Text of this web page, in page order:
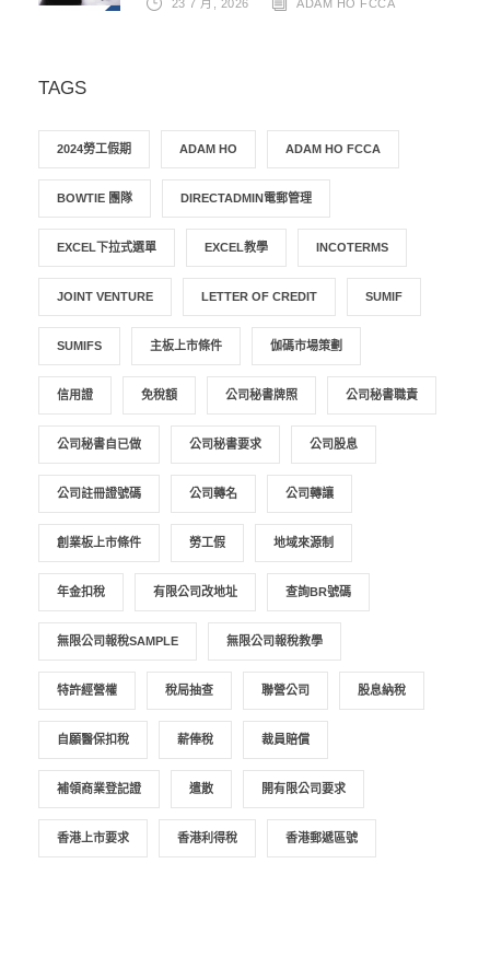
23 7 月, 2026 ADAM HO FCCA
TAGS
2024勞工假期 ADAM HO ADAM HO FCCA
BOWTIE 團隊 DIRECTADMIN電郵管理
EXCEL下拉式選單 EXCEL教學 INCOTERMS
JOINT VENTURE LETTER OF CREDIT SUMIF
SUMIFS 主板上市條件 伽碼市場策劃
信用證 免稅額 公司秘書牌照 公司秘書職責
公司秘書自已做 公司秘書要求 公司股息
公司註冊證號碼 公司轉名 公司轉讓
創業板上市條件 勞工假 地域來源制
年金扣稅 有限公司改地址 查詢BR號碼
無限公司報稅SAMPLE 無限公司報稅教學
特許經營權 稅局抽查 聯營公司 股息納稅
自願醫保扣稅 薪俸稅 裁員賠償
補領商業登記證 遣散 開有限公司要求
香港上市要求 香港利得稅 香港郵遞區號